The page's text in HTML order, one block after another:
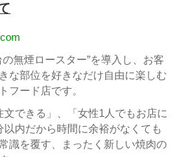
の無煙ロースター”を導入し、お客
な部位を好きなだけ自由に楽しむ
フード店です。
文できる」、「女性1人でもお店に
以内だから時間に余裕がなくても
識を覆す、まったく新しい焼肉の